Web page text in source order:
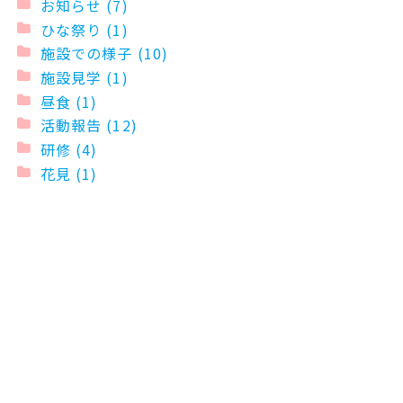
お知らせ (7)
ひな祭り (1)
施設での様子 (10)
施設見学 (1)
昼食 (1)
活動報告 (12)
研修 (4)
花見 (1)